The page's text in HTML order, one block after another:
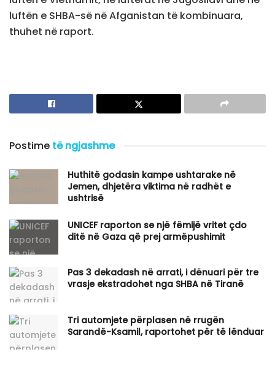
luftën e SHBA-së në Afganistan të kombinuara,
thuhet në raport.
Postime të ngjashme
Huthitë godasin kampe ushtarake në
Jemen, dhjetëra viktima në radhët e
ushtrisë
UNICEF raporton se një fëmijë vritet çdo
ditë në Gaza që prej armëpushimit
Pas 3 dekadash në arrati, i dënuari për tre
vrasje ekstradohet nga SHBA në Tiranë
Tri automjete përplasen në rrugën
Sarandë-Ksamil, raportohet për të lënduar